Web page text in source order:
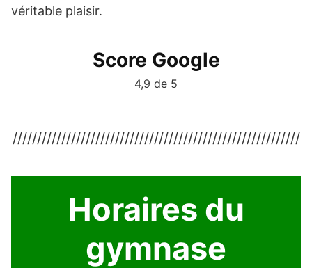
véritable plaisir.
Score Google
4,9 de 5
///////////////////////////////////////////////////////////
Horaires du
gymnase